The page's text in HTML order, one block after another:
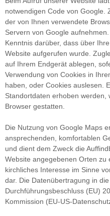
notwendigen Code von Google.
der von Ihnen verwendete
Servern von Google
Kenntnis darüber, dass über
Website aufgerufen wurde.
auf Ihrem Endgerät ablegen,
Verwendung von Cookies in
haben, oder Cookies auslesen.
Standortdaten erhoben werden,
Browser gestatten.
Die Nutzung von Google Maps
ansprechenden, komfortablen
und dient dem Zweck die
Website angegebenen Orten zu
kirchliches Interesse im Sinne
dar. Die Datenübertragung in
Durchführungsbeschluss (EU)
Kommission (EU-US-